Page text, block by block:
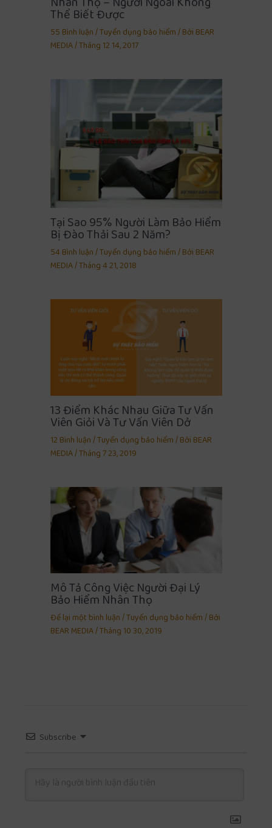
Thể Biết Được
55 Bình luận/Tuyển dụng bảo hiểm/ BởiBEAR
MEDIA/Tháng 12 14, 2017
Tại Sao 95% Người Làm Bảo Hiểm
Bị Đào Thải Sau 2 Năm?
54 Bình luận/Tuyển dụng bảo hiểm/ BởiBEAR
MEDIA/Tháng 4 21, 2018
13 Điểm Khác Nhau Giữa Tư Vấn
Viên Giỏi Và Tư Vấn Viên Dở
12 Bình luận/Tuyển dụng bảo hiểm/ BởiBEAR
MEDIA/Tháng 7 23, 2019
Mô Tả Công Việc Người Đại Lý
Bảo Hiểm Nhân Thọ
Để lại một bình luận/Tuyển dụng bảo hiểm/ Bởi
BEAR MEDIA/Tháng 10 30, 2019
Subscribe